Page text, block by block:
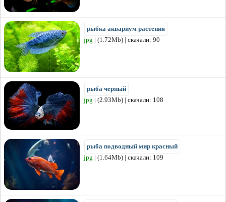
рыбка аквариум растения
jpg | (1.72Mb) | скачали: 90
рыба черный
jpg | (2.93Mb) | скачали: 108
рыба подводный мир красный
jpg | (1.64Mb) | скачали: 109